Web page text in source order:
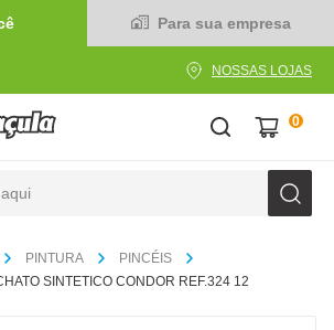
Para sua empresa
NOSSAS LOJAS
0
PINTURA
PINCÉIS
SINTETICO CONDOR REF.324 12